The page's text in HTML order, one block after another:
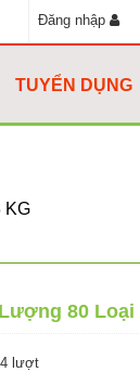
Đăng nhập
TUYỂN DỤNG
KG
80 Loại
lượt